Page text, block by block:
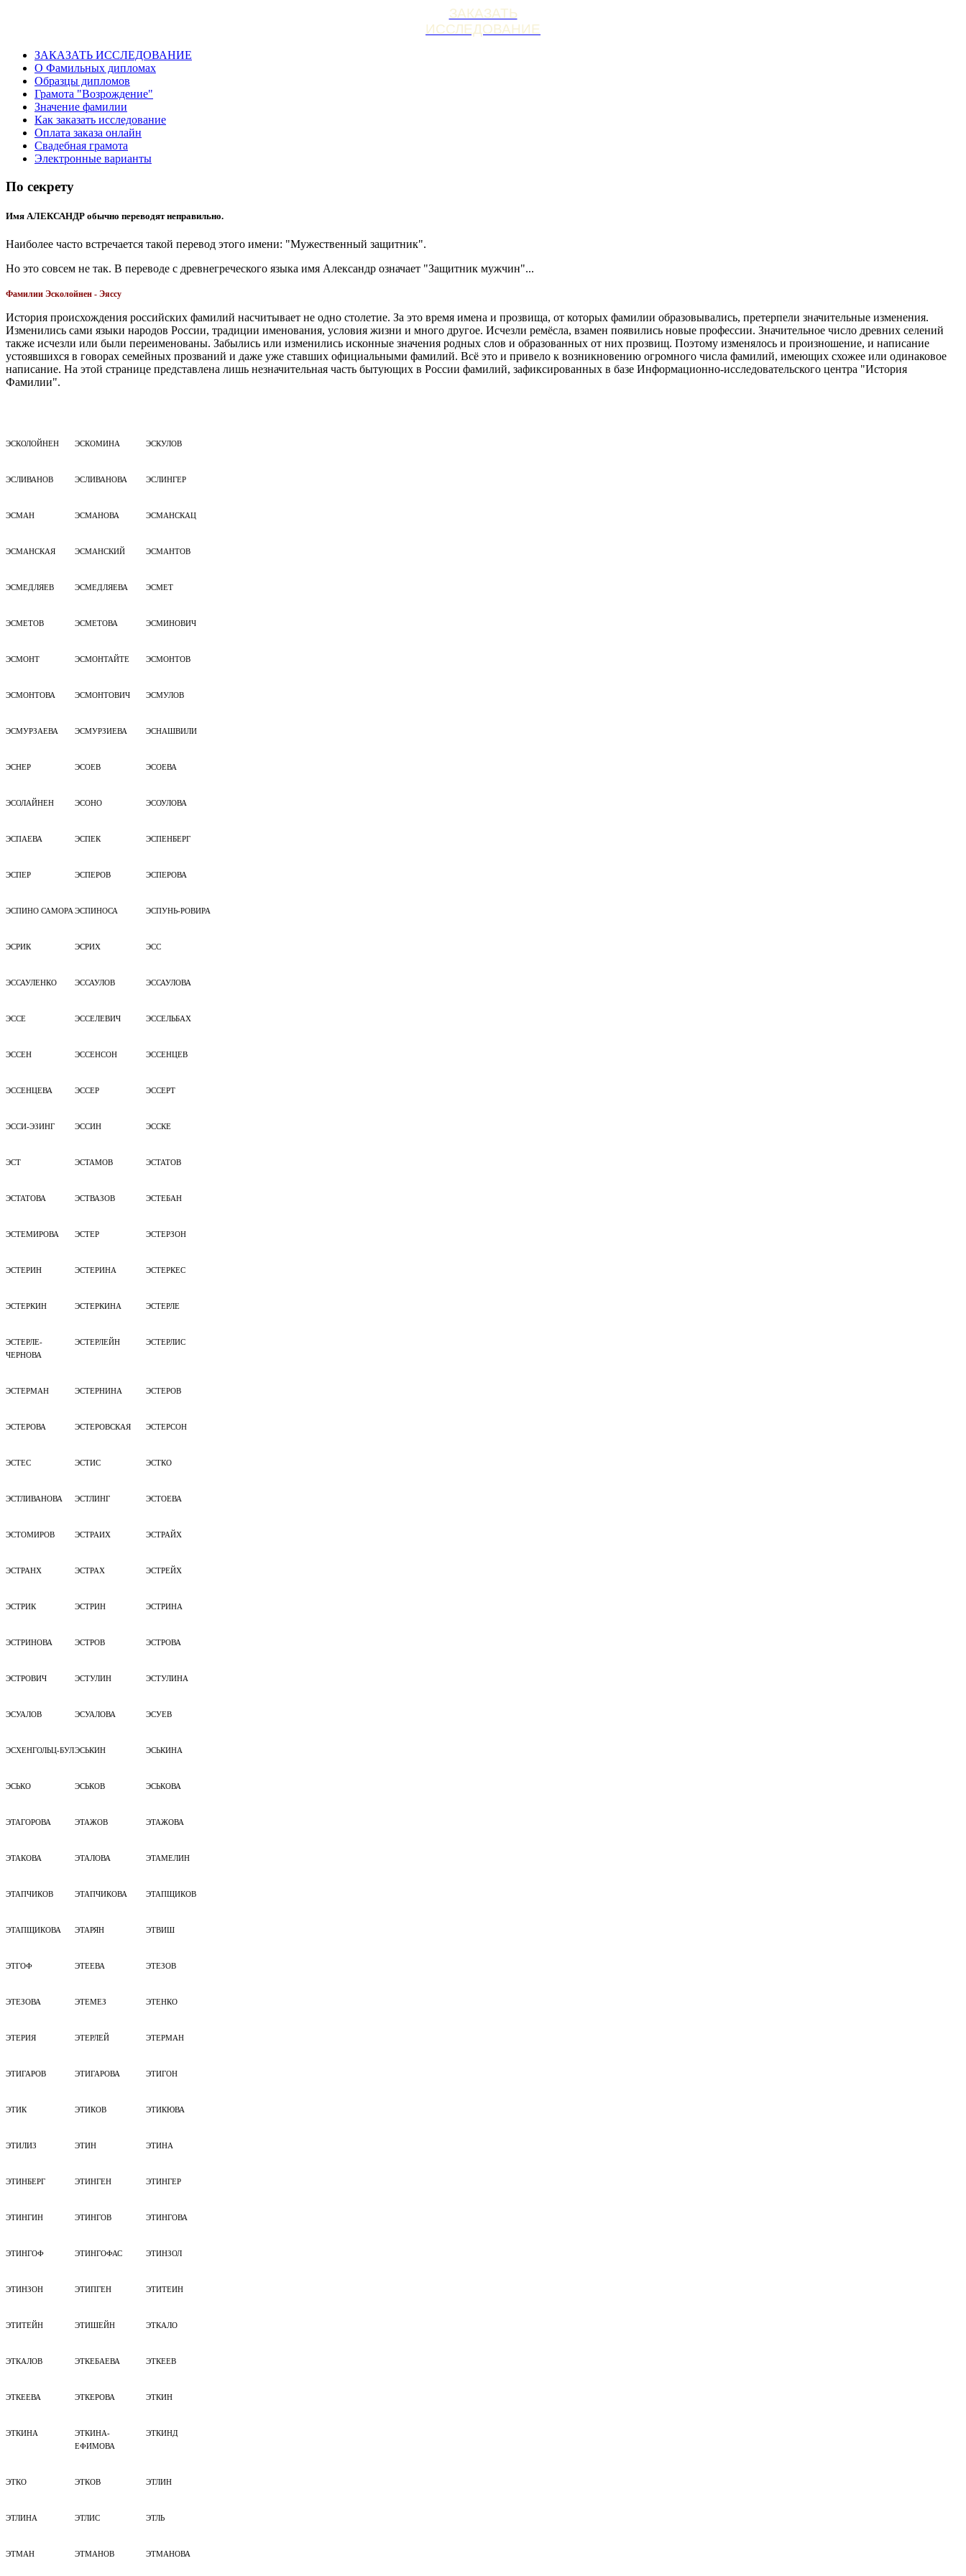
ЗАКАЗАТЬ
ИССЛЕДОВАНИЕ
ЗАКАЗАТЬ ИССЛЕДОВАНИЕ
О Фамильных дипломах
Образцы дипломов
Грамота "Возрождение"
Значение фамилии
Как заказать исследование
Оплата заказа онлайн
Свадебная грамота
Электронные варианты
По секрету
Имя АЛЕКСАНДР обычно переводят неправильно.
Наиболее часто встречается такой перевод этого имени: "Мужественный защитник".
Но это совсем не так. В переводе с древнегреческого языка имя Александр означает "Защитник мужчин"...
Фамилии Эсколойнен - Эяссу
История происхождения российских фамилий насчитывает не одно столетие. За это время имена и прозвища, от которых фамилии образовывались, претерпели значительные изменения.
Изменились сами языки народов России, традиции именования, условия жизни и много другое. Исчезли ремёсла, взамен появились новые профессии. Значительное число древних селений
также исчезли или были переименованы. Забылись или изменились исконные значения родных слов и образованных от них прозвищ. Поэтому изменялось и произношение, и написание
устоявшихся в говорах семейных прозваний и даже уже ставших официальными фамилий. Всё это и привело к возникновению огромного числа фамилий, имеющих схожее или одинаковое
написание. На этой странице представлена лишь незначительная часть бытующих в России фамилий, зафиксированных в базе Информационно-исследовательского центра "История
Фамилии".
ЭСКОЛОЙНЕН ЭСКОМИНА ЭСКУЛОВ
ЭСЛИВАНОВ ЭСЛИВАНОВА ЭСЛИНГЕР
ЭСМАН ЭСМАНОВА ЭСМАНСКАЦ
ЭСМАНСКАЯ ЭСМАНСКИЙ ЭСМАНТОВ
ЭСМЕДЛЯЕВ ЭСМЕДЛЯЕВА ЭСМЕТ
ЭСМЕТОВ ЭСМЕТОВА ЭСМИНОВИЧ
ЭСМОНТ ЭСМОНТАЙТЕ ЭСМОНТОВ
ЭСМОНТОВА ЭСМОНТОВИЧ ЭСМУЛОВ
ЭСМУРЗАЕВА ЭСМУРЗИЕВА ЭСНАШВИЛИ
ЭСНЕР ЭСОЕВ ЭСОЕВА
ЭСОЛАЙНЕН ЭСОНО ЭСОУЛОВА
ЭСПАЕВА ЭСПЕК ЭСПЕНБЕРГ
ЭСПЕР ЭСПЕРОВ ЭСПЕРОВА
ЭСПИНО САМОРА ЭСПИНОСА ЭСПУНЬ-РОВИРА
ЭСРИК ЭСРИХ ЭСС
ЭССАУЛЕНКО ЭССАУЛОВ ЭССАУЛОВА
ЭССЕ ЭССЕЛЕВИЧ ЭССЕЛЬБАХ
ЭССЕН ЭССЕНСОН ЭССЕНЦЕВ
ЭССЕНЦЕВА ЭССЕР ЭССЕРТ
ЭССИ-ЭЗИНГ ЭССИН ЭССКЕ
ЭСТ ЭСТАМОВ ЭСТАТОВ
ЭСТАТОВА ЭСТВАЗОВ ЭСТЕБАН
ЭСТЕМИРОВА ЭСТЕР ЭСТЕРЗОН
ЭСТЕРИН ЭСТЕРИНА ЭСТЕРКЕС
ЭСТЕРКИН ЭСТЕРКИНА ЭСТЕРЛЕ
ЭСТЕРЛЕ-
ЧЕРНОВА
ЭСТЕРЛЕЙН ЭСТЕРЛИС
ЭСТЕРМАН ЭСТЕРНИНА ЭСТЕРОВ
ЭСТЕРОВА ЭСТЕРОВСКАЯ ЭСТЕРСОН
ЭСТЕС ЭСТИС ЭСТКО
ЭСТЛИВАНОВА ЭСТЛИНГ ЭСТОЕВА
ЭСТОМИРОВ ЭСТРАИХ ЭСТРАЙХ
ЭСТРАНХ ЭСТРАХ ЭСТРЕЙХ
ЭСТРИК ЭСТРИН ЭСТРИНА
ЭСТРИНОВА ЭСТРОВ ЭСТРОВА
ЭСТРОВИЧ ЭСТУЛИН ЭСТУЛИНА
ЭСУАЛОВ ЭСУАЛОВА ЭСУЕВ
ЭСХЕНГОЛЬЦ-БУЛЭСЬКИН ЭСЬКИНА
ЭСЬКО ЭСЬКОВ ЭСЬКОВА
ЭТАГОРОВА ЭТАЖОВ ЭТАЖОВА
ЭТАКОВА ЭТАЛОВА ЭТАМЕЛИН
ЭТАПЧИКОВ ЭТАПЧИКОВА ЭТАПЩИКОВ
ЭТАПЩИКОВА ЭТАРЯН ЭТВИШ
ЭТГОФ ЭТЕЕВА ЭТЕЗОВ
ЭТЕЗОВА ЭТЕМЕЗ ЭТЕНКО
ЭТЕРИЯ ЭТЕРЛЕЙ ЭТЕРМАН
ЭТИГАРОВ ЭТИГАРОВА ЭТИГОН
ЭТИК ЭТИКОВ ЭТИКЮВА
ЭТИЛИЗ ЭТИН ЭТИНА
ЭТИНБЕРГ ЭТИНГЕН ЭТИНГЕР
ЭТИНГИН ЭТИНГОВ ЭТИНГОВА
ЭТИНГОФ ЭТИНГОФАС ЭТИНЗОЛ
ЭТИНЗОН ЭТИПГЕН ЭТИТЕИН
ЭТИТЕЙН ЭТИШЕЙН ЭТКАЛО
ЭТКАЛОВ ЭТКЕБАЕВА ЭТКЕЕВ
ЭТКЕЕВА ЭТКЕРОВА ЭТКИН
ЭТКИНА
ЭТКИНА-
ЕФИМОВА
ЭТКИНД
ЭТКО ЭТКОВ ЭТЛИН
ЭТЛИНА ЭТЛИС ЭТЛЬ
ЭТМАН ЭТМАНОВ ЭТМАНОВА